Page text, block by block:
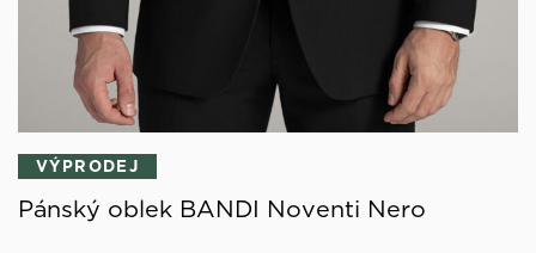
VÝPRODEJ
Pánský oblek BANDI Noventi Nero